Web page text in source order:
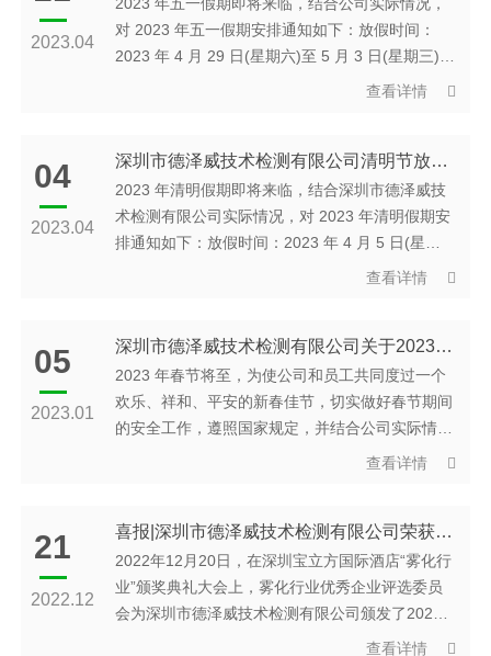
2023.04
2023 年五一假期即将来临，结合公司实际情况，
对 2023 年五一假期安排通知如下：放假时间：
2023 年 4 月 29 日(星期六)至 5 月 3 日(星期三)共
放假 5 天，5 月 4 日(星期四)正常上班;4 月 23 日
查看详情
04
2023.04
深圳市德泽威技术检测有限公司清明节放假通知
2023 年清明假期即将来临，结合深圳市德泽威技
术检测有限公司实际情况，对 2023 年清明假期安
排通知如下：放假时间：2023 年 4 月 5 日(星期
查看详情
05
2023.01
深圳市德泽威技术检测有限公司关于2023年春节放假通知
2023 年春节将至，为使公司和员工共同度过一个
欢乐、祥和、平安的新春佳节，切实做好春节期间
的安全工作，遵照国家规定，并结合公司实际情
况，2023 年春节放假安排如下：2023 年 01 月
班。
查看详情
21
2022.12
喜报|深圳市德泽威技术检测有限公司荣获“雾化行业十佳新锐服务商”称号
2022年12月20日，在深圳宝立方国际酒店“雾化行
业”颁奖典礼大会上，雾化行业优秀企业评选委员
会为深圳市德泽威技术检测有限公司颁发了2023-
2024年度"雾化行业十佳新锐服务商"荣誉奖牌。
查看详情